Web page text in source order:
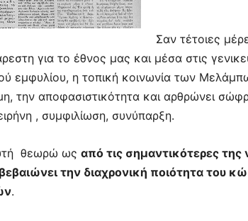
Σαν τέτοιες
για το έθνος μας και μέσα στις
εμφυλίου, η τοπική κοινωνία των
την αποφασιστικότητα και αρθρώνει
, συμφιλίωση, συνύπαρξη.
θεωρώ ως από τις σημαντικότερες της
την διαχρονική ποιότητα του
.